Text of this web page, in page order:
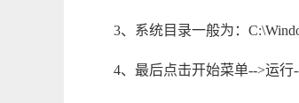
3、系统目录一般为：
4、最后点击开始菜单-->运行